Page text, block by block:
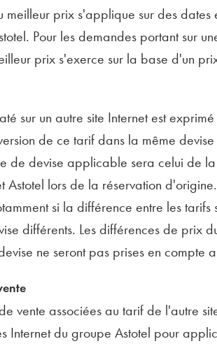
meilleur prix s'applique sur des dates
Pour les demandes portant sur
prix s'exerce sur la base d'un
sur un autre site Internet est
de ce tarif dans la même
de devise applicable sera celui de
Astotel lors de la réservation
si la différence entre les
différents. Les différences de prix
ne seront pas prises en compte
vente associées au tarif de l'autre
Internet du groupe Astotel pour